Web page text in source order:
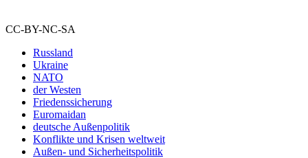
CC-BY-NC-SA
Russland
Ukraine
NATO
der Westen
Friedenssicherung
Euromaidan
deutsche Außenpolitik
Konflikte und Krisen weltweit
Außen- und Sicherheitspolitik